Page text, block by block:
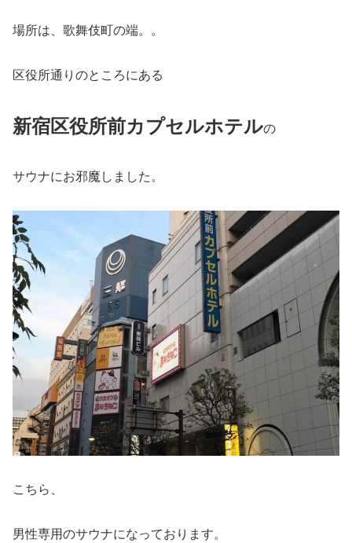
場所は、歌舞伎町の端。。
区役所通りのところにある
新宿区役所前カプセルホテルの
サウナにお邪魔しました。
こちら、
男性専用のサウナになっております。